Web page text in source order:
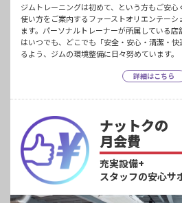
ジムトレーニングは初めて、という方もご安
使い方をご案内するファーストオリエンテー
ます。パーソナルトレーナーが所属している
はいつでも、どこでも「安全・安心・清潔・
るよう、ジムの環境整備に日々努めています。
詳細はこちら
ナットクの
月会費
充実設備+
スタッフの安心サ